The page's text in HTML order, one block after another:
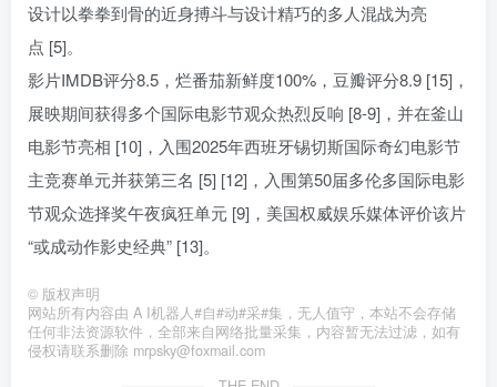
设计以拳拳到骨的近身搏斗与设计精巧的多人混战为亮
点 [5]。
影片IMDB评分8.5，烂番茄新鲜度100%，豆瓣评分8.9 [15]，
展映期间获得多个国际电影节观众热烈反响 [8-9]，并在釜山
电影节亮相 [10]，入围2025年西班牙锡切斯国际奇幻电影节
主竞赛单元并获第三名 [5] [12]，入围第50届多伦多国际电影
节观众选择奖午夜疯狂单元 [9]，美国权威娱乐媒体评价该片
“或成动作影史经典” [13]。
© 版权声明
网站所有内容由 A I机器人#自#动#采#集，无人值守，本站不会存储
任何非法资源软件，全部来自网络批量采集，内容暂无法过滤，如有
侵权请联系删除 mrpsky@foxmail.com